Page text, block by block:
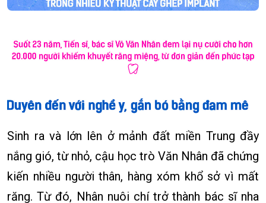
Sinh ra và lớn lên ở mảnh đất miền Trung đầy
nắng gió, từ nhỏ, cậu học trò Văn Nhân đã chứng
kiến nhiều người thân, hàng xóm khổ sở vì mất
răng. Từ đó, Nhân nuôi chí trở thành bác sĩ nha